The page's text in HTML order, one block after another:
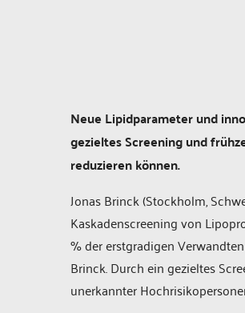
Neue Lipidparameter und
gezieltes Screening und
reduzieren können.
Jonas Brinck (Stockholm,
Kaskadenscreening von
% der erstgradigen
Brinck. Durch ein gezieltes
unerkannter